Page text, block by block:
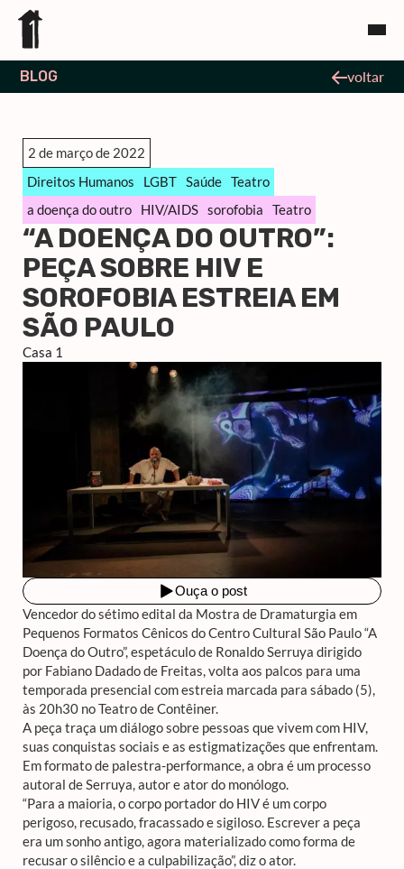
BLOG voltar
2 de março de 2022
Direitos Humanos
LGBT Saúde Teatro
a doença do outro
HIV/AIDS sorofobia Teatro
“A DOENÇA DO OUTRO”:
PEÇA SOBRE HIV E
SOROFOBIA ESTREIA EM
SÃO PAULO
Casa 1
Vencedor do sétimo edital da Mostra de Dramaturgia em
Pequenos Formatos Cênicos do Centro Cultural São Paulo “A
Doença do Outro”, espetáculo de Ronaldo Serruya dirigido
por Fabiano Dadado de Freitas, volta aos palcos para uma
temporada presencial com estreia marcada para sábado (5),
às 20h30 no Teatro de Contêiner.
A peça traça um diálogo sobre pessoas que vivem com HIV,
suas conquistas sociais e as estigmatizações que enfrentam.
Em formato de palestra-performance, a obra é um processo
autoral de Serruya, autor e ator do monólogo.
“Para a maioria, o corpo portador do HIV é um corpo
perigoso, recusado, fracassado e sigiloso. Escrever a peça
era um sonho antigo, agora materializado como forma de
recusar o silêncio e a culpabilização”, diz o ator.